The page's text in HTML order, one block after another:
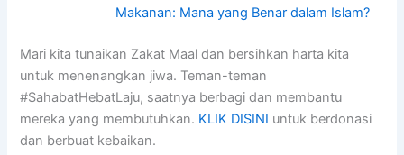
Makanan: Mana yang Benar dalam Islam?
Mari kita tunaikan Zakat Maal dan bersihkan harta kita
untuk menenangkan jiwa. Teman-teman
#SahabatHebatLaju, saatnya berbagi dan membantu
mereka yang membutuhkan. KLIK DISINI untuk berdonasi
dan berbuat kebaikan.